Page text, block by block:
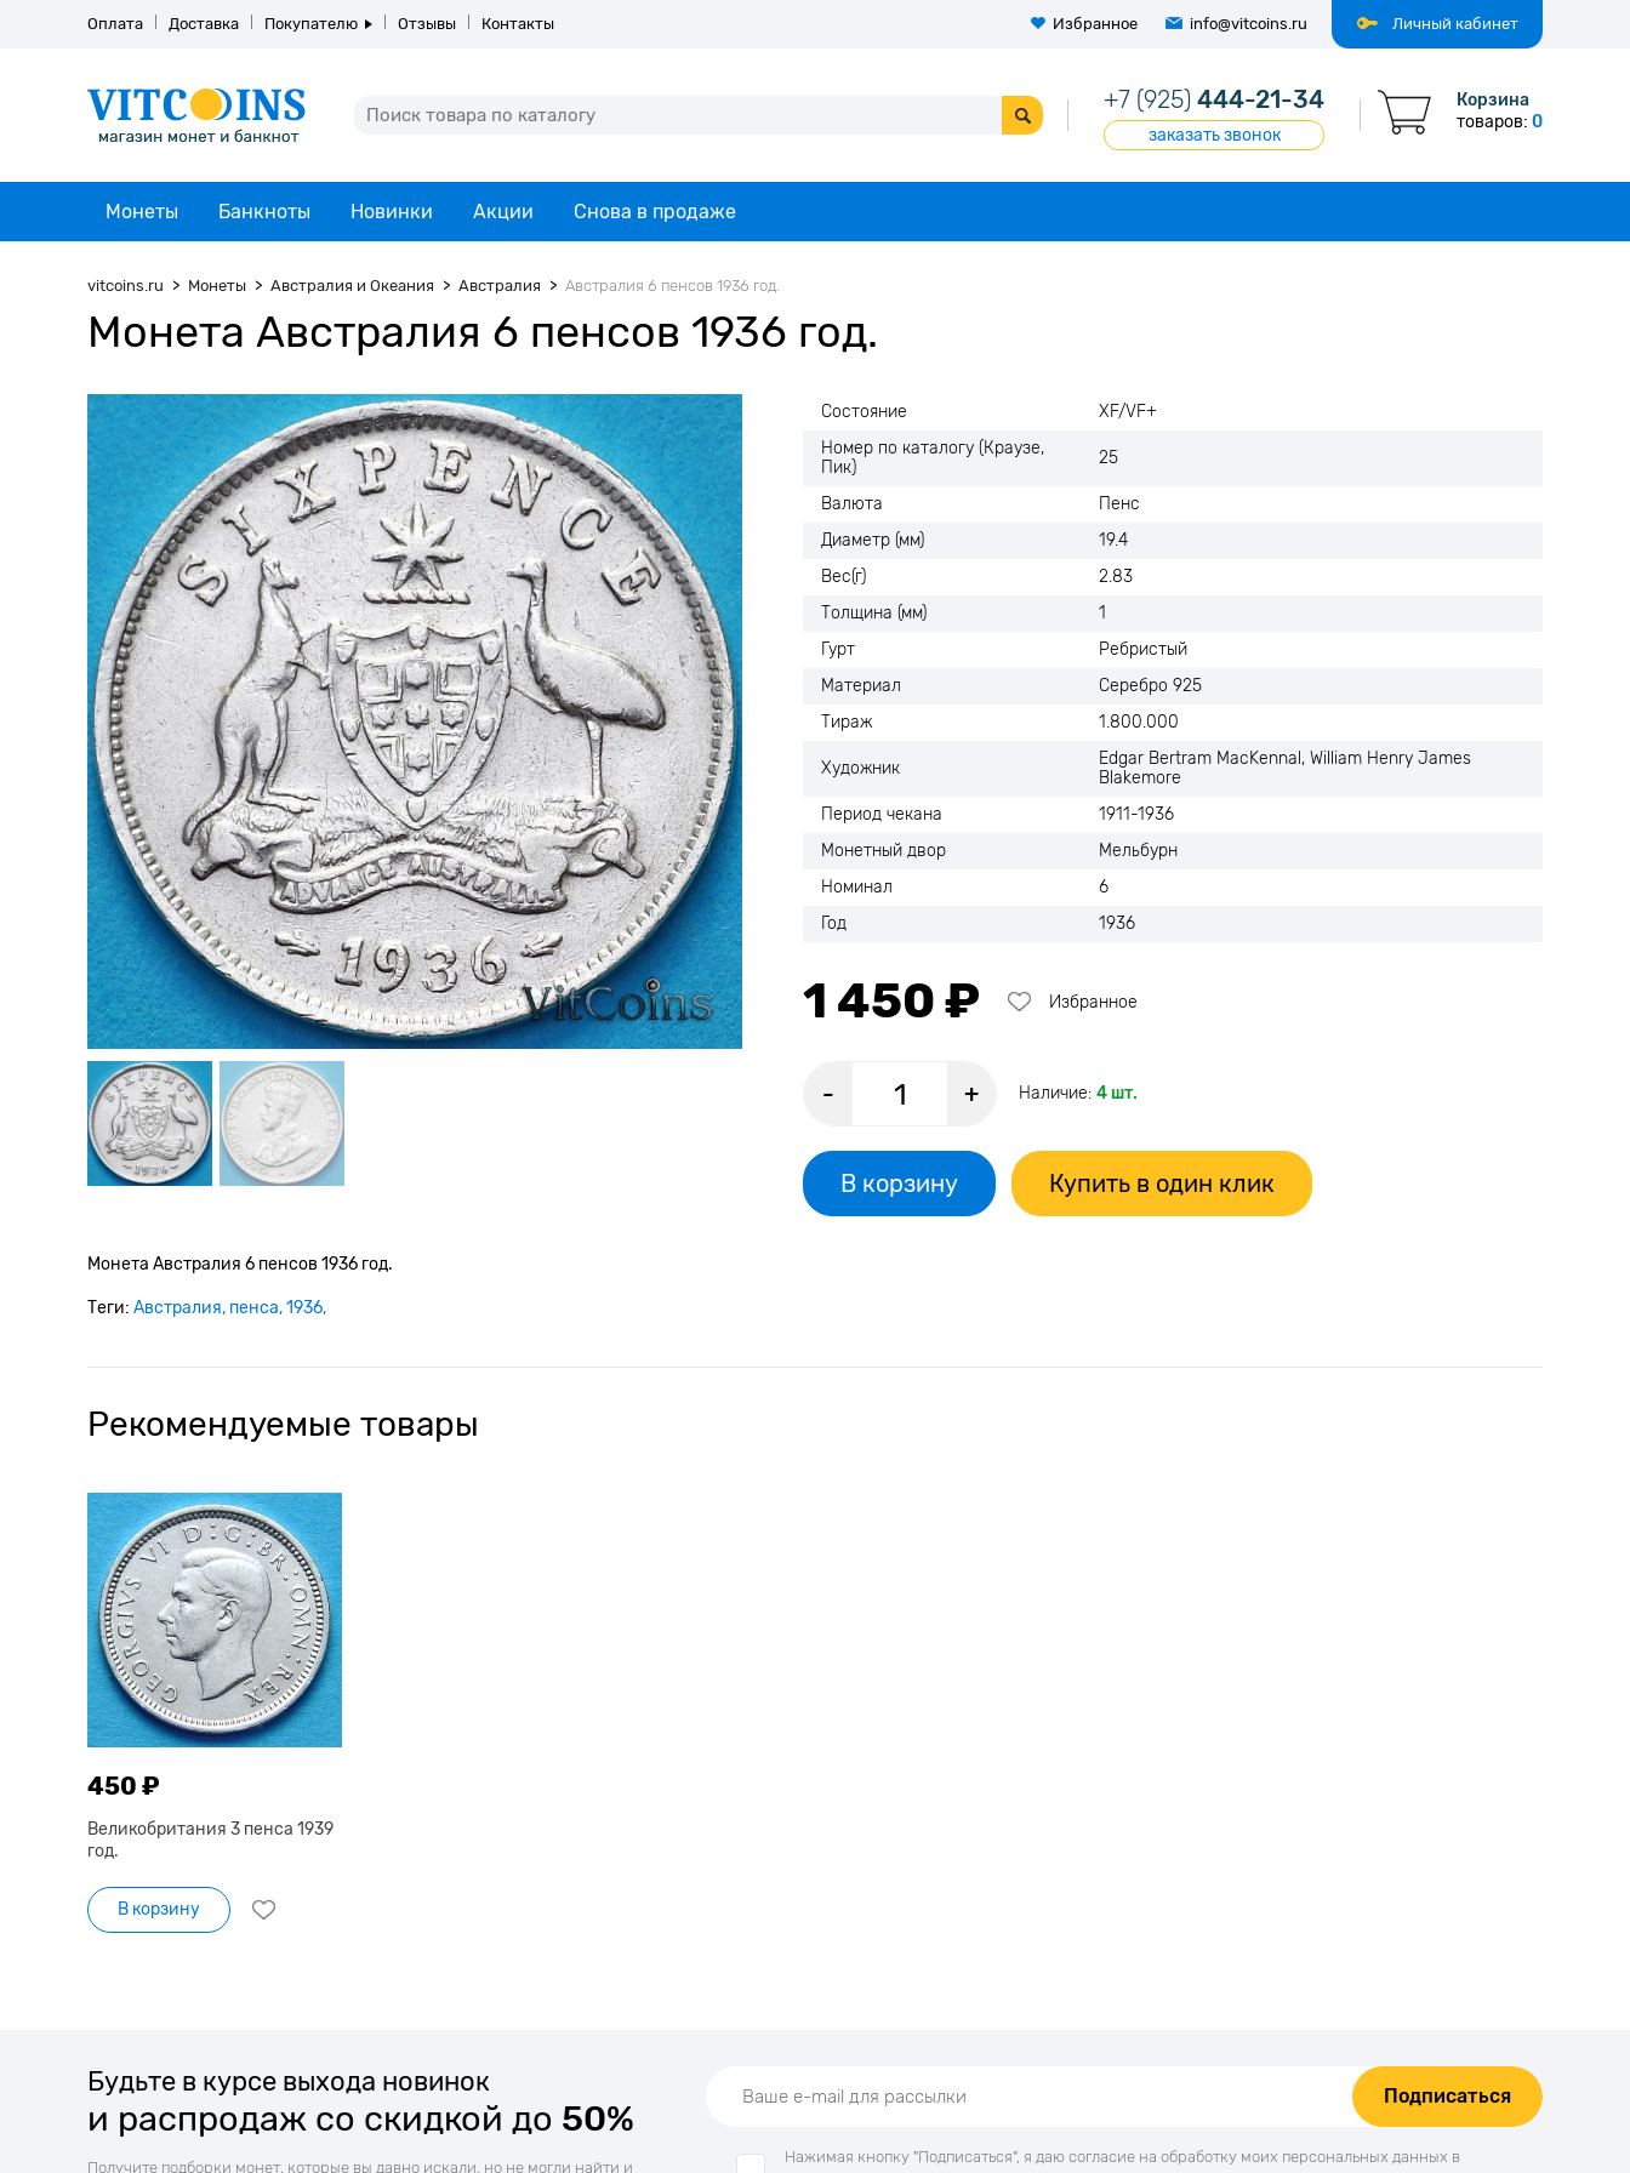
Личный кабинет
Оплата Доставка Покупателю Отзывы Контакты Избранное info@vitcoins.ru
+7 (925) 444-21-34
заказать звонок
Корзина
товаров: 0
Монеты Банкноты Новинки Акции Снова в продаже
vitcoins.ru Монеты Австралия и Океания Австралия Австралия 6 пенсов 1936 год.
Монета Австралия 6 пенсов 1936 год.
Состояние
XF/VF+
Номер по каталогу (Краузе,
Пик)
25
Валюта
Пенс
Диаметр (мм)
19.4
Вес(г)
2.83
Толщина (мм)
1
Гурт
Ребристый
Материал
Серебро 925
Тираж
1.800.000
Художник
Edgar Bertram MacKennal, William Henry James
Blakemore
Период чекана
1911-1936
Монетный двор
Мельбурн
Номинал
6
Год
1936
1 450 ₽ Избранное
- + Наличие: 4 шт.
В корзину Купить в один клик
Монета Австралия 6 пенсов 1936 год.
Теги: Австралия пенса 1936
Рекомендуемые товары
450 ₽
Великобритания 3 пенса 1939
год.
В корзину
Будьте в курсе выхода новинок
и распродаж со скидкой до 50%
Получите подборки монет, которые вы давно искали, но не могли найти и
Подписаться
Нажимая кнопку "Подписаться", я даю согласие на обработку моих персональных данных в